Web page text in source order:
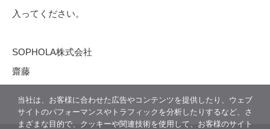
入ってください。
SOPHOLA株式会社
齋藤
当社は、お客様に合わせた広告やコンテンツを提供したり、ウェブ
サイトのパフォーマンスやトラフィックを分析したりするなど、さ
まざまな目的で、クッキーや関連技術を使用して、お客様のサイト